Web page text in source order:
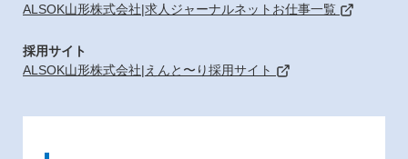
ALSOK山形株式会社|求人ジャーナルネットお仕事一覧
採用サイト
ALSOK山形株式会社|えんと〜り採用サイト